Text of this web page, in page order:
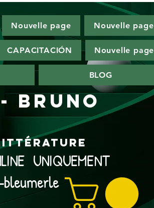
Nouvelle page Nouvelle page
CAPACITACIÓN Nouvelle page
BLOG
- Bruno
Littérature
UNIQUEMENT